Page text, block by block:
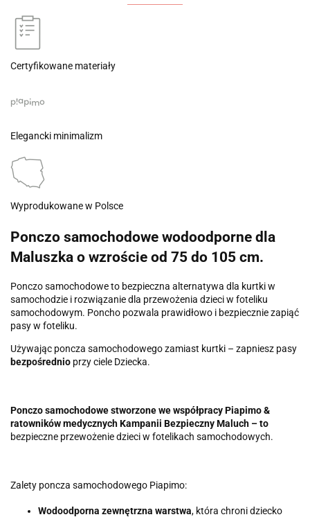
Certyfikowane materiały
Elegancki minimalizm
Wyprodukowane w Polsce
Ponczo samochodowe wodoodporne dla
Maluszka o wzroście od 75 do 105 cm.
Ponczo samochodowe to bezpieczna alternatywa dla kurtki w
samochodzie i rozwiązanie dla przewożenia dzieci w foteliku
samochodowym. Poncho pozwala prawidłowo i bezpiecznie zapiąć
pasy w foteliku.
Używając poncza samochodowego zamiast kurtki – zapniesz pasy
bezpośrednio przy ciele Dziecka.
Ponczo samochodowe stworzone we współpracy Piapimo &
ratowników medycznych Kampanii Bezpieczny Maluch – to
bezpieczne przewożenie dzieci w fotelikach samochodowych.
Zalety poncza samochodowego Piapimo:
Wodoodporna zewnętrzna warstwa, która chroni dziecko